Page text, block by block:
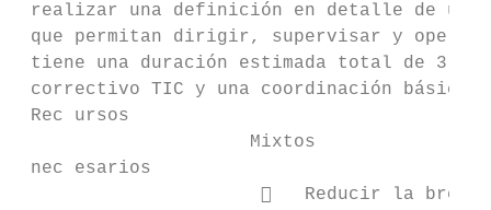
realizar una definición en detalle de un
que permitan dirigir, supervisar y
tiene una duración estimada total de 3
correctivo TIC y una coordinación
Rec ursos
Mixtos
nec esarios
   Reducir la